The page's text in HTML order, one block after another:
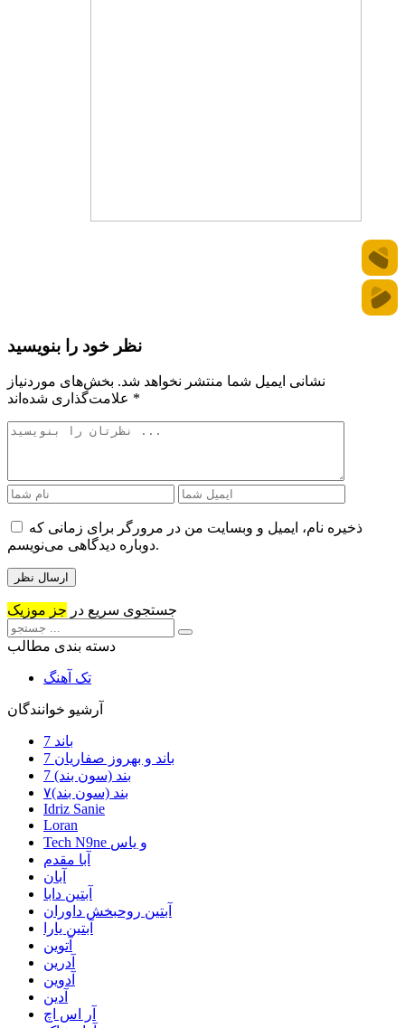
نظر خود را بنویسید
نشانی ایمیل شما منتشر نخواهد شد. بخش‌های موردنیاز
*
ذخیره نام، ایمیل و وبسایت من در مرورگر برای زمانی که
دوباره دیدگاهی می‌نویسم.
جستجوی سریع در جز موزیک
دسته بندی مطالب
تک آهنگ
آرشیو خوانندگان
7 باند
7 باند و بهروز صفاریان
7 بند (سون بند)
۷بند (سون بند)
Idriz Sanie
Loran
Tech N9ne و یاس
آبا مقدم
آبان
آبتین دابا
آبتین روحبخش داوران
آبتین یارا
آتوین
آدرین
آدوین
آدین
آر اس اچ